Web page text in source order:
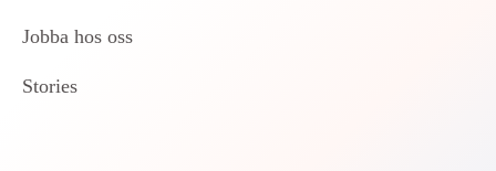
Jobba hos oss
Stories